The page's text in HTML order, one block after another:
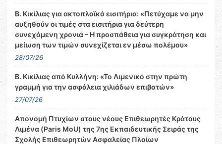
Β. Κικίλιας για ακτοπλοϊκά εισιτήρια: «Πετύχαμε να μην
αυξηθούν οι τιμές στα εισιτήρια για δεύτερη
συνεχόμενη χρονιά – Η προσπάθεια για συγκράτηση και
μείωση των τιμών συνεχίζεται εν μέσω πολέμου»
28/07/26
Β. Κικίλιας από Κυλλήνη: «Το Λιμενικό στην πρώτη
γραμμή για την ασφάλεια χιλιάδων επιβατών»
27/07/26
Απονομή Πτυχίων στους νέους Επιθεωρητές Κράτους
Λιμένα (Paris MoU) της 7ης Εκπαιδευτικής Σειράς της
Σχολής Επιθεωρητών Ασφαλείας Πλοίων